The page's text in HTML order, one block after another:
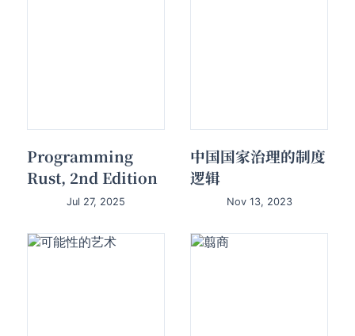
Programming
Rust, 2nd Edition
Jul 27, 2025
中国国家治理的制度
逻辑
Nov 13, 2023